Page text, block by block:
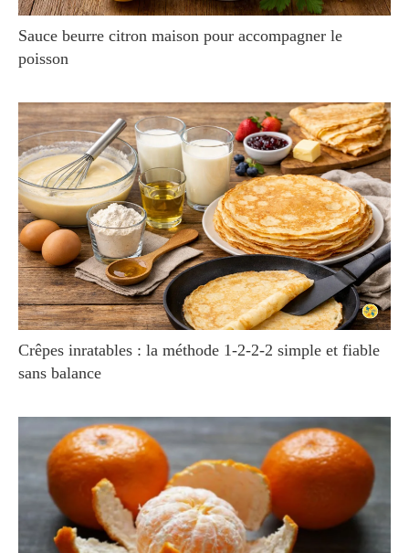
Sauce beurre citron maison pour accompagner le
poisson
Crêpes inratables : la méthode 1-2-2-2 simple et fiable
sans balance